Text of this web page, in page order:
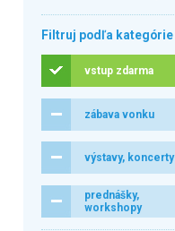
Filtruj podľa kategórie
vstup zdarma
zábava vonku
výstavy, koncerty
prednášky,
workshopy